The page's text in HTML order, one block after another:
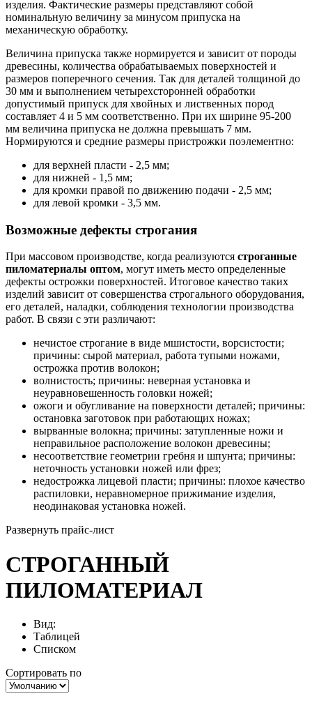
изделия. Фактические размеры представляют собой
номинальную величину за минусом припуска на
механическую обработку.
Величина припуска также нормируется и зависит от породы
древесины, количества обрабатываемых поверхностей и
размеров поперечного сечения. Так для деталей толщиной до
30 мм и выполнением четырехсторонней обработки
допустимый припуск для хвойных и лиственных пород
составляет 4 и 5 мм соответственно. При их ширине 95-200
мм величина припуска не должна превышать 7 мм.
Нормируются и средние размеры пристрожки поэлементно:
для верхней пласти - 2,5 мм;
для нижней - 1,5 мм;
для кромки правой по движению подачи - 2,5 мм;
для левой кромки - 3,5 мм.
Возможные дефекты строгания
При массовом производстве, когда реализуются строганные
пиломатериалы оптом, могут иметь место определенные
дефекты острожки поверхностей. Итоговое качество таких
изделий зависит от совершенства строгального оборудования,
его деталей, наладки, соблюдения технологии производства
работ. В связи с эти различают:
нечистое строгание в виде мшистости, ворсистости;
причины: сырой материал, работа тупыми ножами,
острожка против волокон;
волнистость; причины: неверная установка и
неуравновешенность головки ножей;
ожоги и обугливание на поверхности деталей; причины:
остановка заготовок при работающих ножах;
вырванные волокна; причины: затупленные ножи и
неправильное расположение волокон древесины;
несоответствие геометрии гребня и шпунта; причины:
неточность установки ножей или фрез;
недострожка лицевой пласти; причины: плохое качество
распиловки, неравномерное прижимание изделия,
неодинаковая установка ножей.
Развернуть прайс-лист
СТРОГАННЫЙ
ПИЛОМАТЕРИАЛ
Вид:
Таблицей
Списком
Сортировать по